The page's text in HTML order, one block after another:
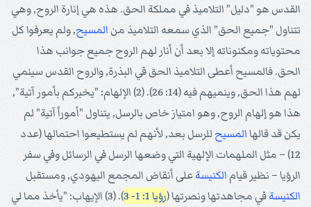
القدس هو "دليل" التلاميذ في مملكة الحق. هذه هي إنارة الروح, وهي
تتناول "جميع الحق" الذي سمعه التلاميذ من المسيح, ولم يعرفوا كل
محتوياته ومكنوناته إلا بعد أن أنار لهم الروح جميع جوانب هذا
الحق. فالمسيح أعطى التلاميذ الحق في البذرة, والروح القدس سينمي
لهم هذا الحق, وينميهم فيه (14: 26). (2) الإلهام: "يخبركم بأمور آتية",
هذا هو إلهام الروح, وهو امتياز خاص بالرسل, يتناول "أموراً آتية" لم
يكن قد قالهاالمسيح للرسل بعد, لأنهم لم يستطيعوا احتمالها (عدد
12) – مثل الملهمات الإلهية التي وضعها الرسل في الرسائل وفي سفر
الرؤيا – نظير قيام الكنيسةعلى أنقاض المجمع اليهودي, ومستقبل
الكنيسةفي مجاهدتها ونصرتها (رؤيا 1: 1- 3 ). (3) الإيهاب: "يأخذ مما لي